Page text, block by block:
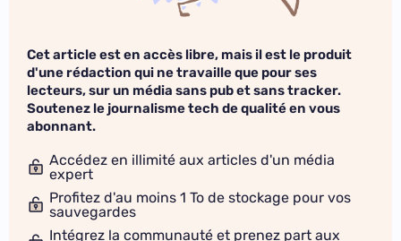
Cet article est en accès libre, mais il est le produit
d'une rédaction qui ne travaille que pour ses
lecteurs, sur un média sans pub et sans tracker.
Soutenez le journalisme tech de qualité en vous
abonnant.
Accédez en illimité aux articles d'un média
expert
Profitez d'au moins 1 To de stockage pour vos
sauvegardes
Intégrez la communauté et prenez part aux